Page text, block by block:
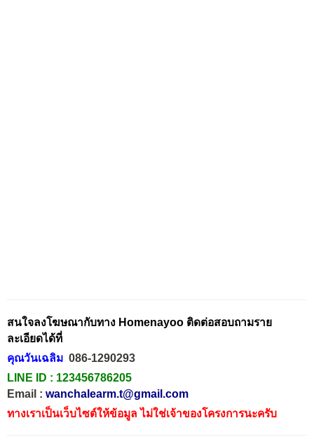
สนใจลงโฆษณากับทาง Homenayoo ติดต่อสอบถามราย
ละเอียดได้ที่
คุณวันเฉลิม 086-1290293
LINE ID : 123456786205
Email : wanchalearm.t@gmail.com
ทางเราเป็นเว็บไซต์ให้ข้อมูล ไม่ใช่เจ้าของโครงการนะครับ